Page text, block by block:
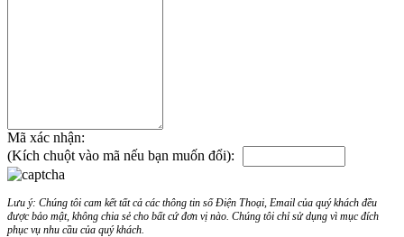
Mã xác nhận:
(Kích chuột vào mã nếu bạn muốn đổi):
Lưu ý: Chúng tôi cam kết tất cả các thông tin số Điện Thoại, Email của quý khách đều
được bảo mật, không chia sẻ cho bất cứ đơn vị nào. Chúng tôi chỉ sử dụng vì mục đích
phục vụ nhu cầu của quý khách.